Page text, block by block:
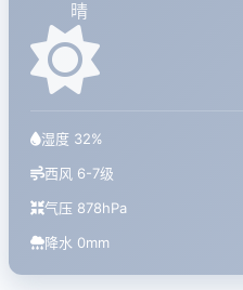
晴
湿度 32%
西风 6-7级
气压 878hPa
降水 0mm